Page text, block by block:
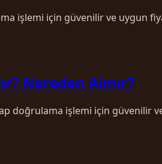
işlemi için güvenilir ve uygun
Nereden Alınır?
doğrulama işlemi için güvenilir